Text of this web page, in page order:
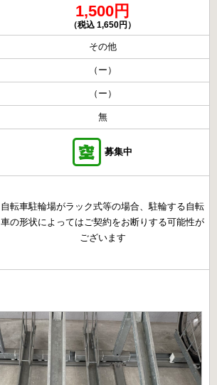
1,500円
（税込 1,650円）
その他
（ー）
（ー）
無
募集中
自転車駐輪場がラック式等の場合、駐輪する自転
車の形状によってはご契約をお断りする可能性が
ございます